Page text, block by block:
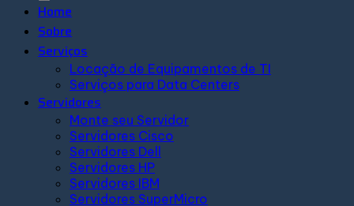
Home
Sobre
Serviços
Locação de Equipamentos de TI
Serviços para Data Centers
Servidores
Monte seu Servidor
Servidores Cisco
Servidores Dell
Servidores HP
Servidores IBM
Servidores SuperMicro